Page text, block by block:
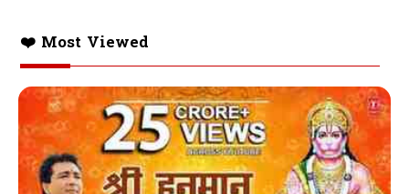
❤️ Most Viewed